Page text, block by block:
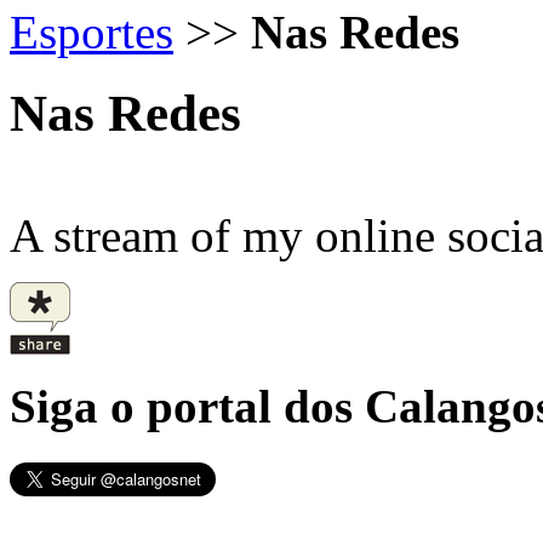
Esportes >> Nas Redes
Nas Redes
A stream of my online
Siga o portal dos